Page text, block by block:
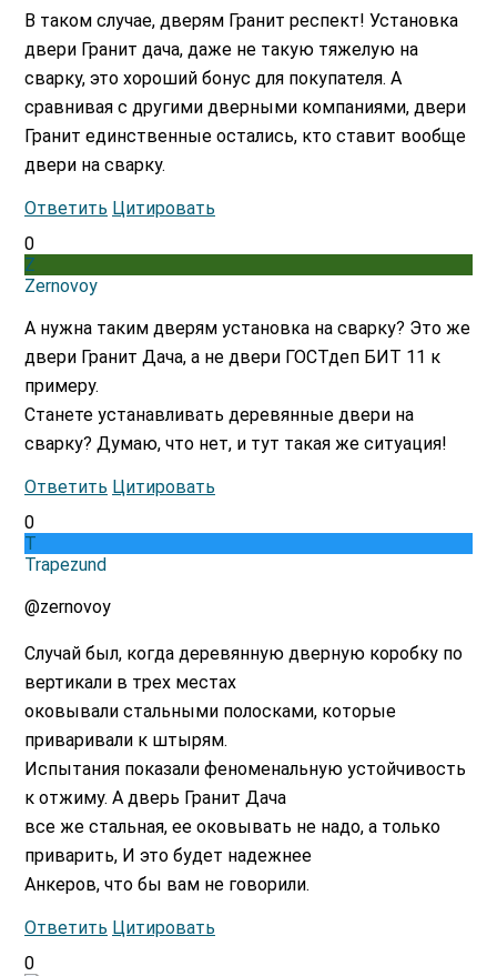
В таком случае, дверям Гранит респект! Установка
двери Гранит дача, даже не такую тяжелую на
сварку, это хороший бонус для покупателя. А
сравнивая с другими дверными компаниями, двери
Гранит единственные остались, кто ставит вообще
двери на сварку.
Ответить Цитировать
0
Z
Zernovoy
А нужна таким дверям установка на сварку? Это же
двери Гранит Дача, а не двери ГОСТдеп БИТ 11 к
примеру.
Станете устанавливать деревянные двери на
сварку? Думаю, что нет, и тут такая же ситуация!
Ответить Цитировать
0
T
Trapezund
@zernovoy
Случай был, когда деревянную дверную коробку по
вертикали в трех местах
оковывали стальными полосками, которые
приваривали к штырям.
Испытания показали феноменальную устойчивость
к отжиму. А дверь Гранит Дача
все же стальная, ее оковывать не надо, а только
приварить, И это будет надежнее
Анкеров, что бы вам не говорили.
Ответить Цитировать
0